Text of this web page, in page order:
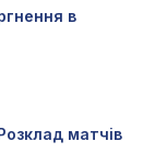
в
матчів